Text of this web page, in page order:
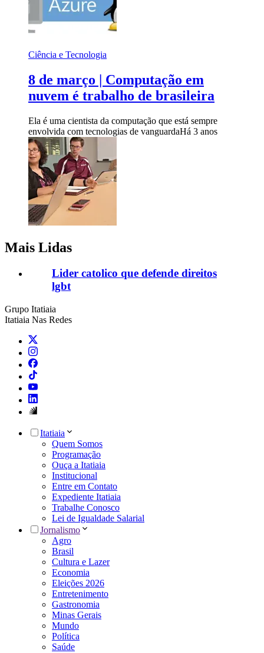
Ciência e Tecnologia
8 de março | Computação em
nuvem é trabalho de brasileira
Ela é uma cientista da computação que está sempre
envolvida com tecnologias de vanguardaHá 3 anos
Mais Lidas
Lider catolico que defende direitos
lgbt
Grupo Itatiaia
Itatiaia Nas Redes
Itatiaia
Quem Somos
Programação
Ouça a Itatiaia
Institucional
Entre em Contato
Expediente Itatiaia
Trabalhe Conosco
Lei de Igualdade Salarial
Jornalismo
Agro
Brasil
Cultura e Lazer
Economia
Eleições 2026
Entretenimento
Gastronomia
Minas Gerais
Mundo
Política
Saúde